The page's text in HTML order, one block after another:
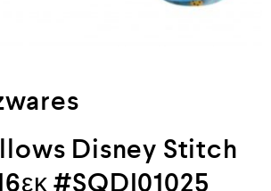
Disney Stitch
#SQDI01025